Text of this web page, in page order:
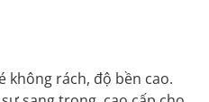
không rách, độ bền cao.